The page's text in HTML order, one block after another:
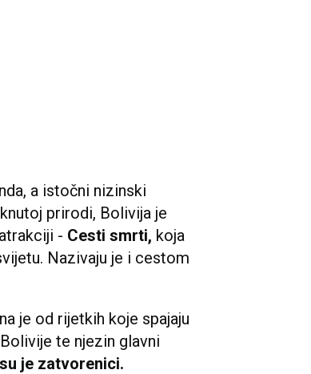
a istočni nizinski
prirodi, Bolivija je
- Cesti smrti, koja
Nazivaju je i cestom
je od rijetkih koje spajaju
te njezin glavni
je zatvorenici.